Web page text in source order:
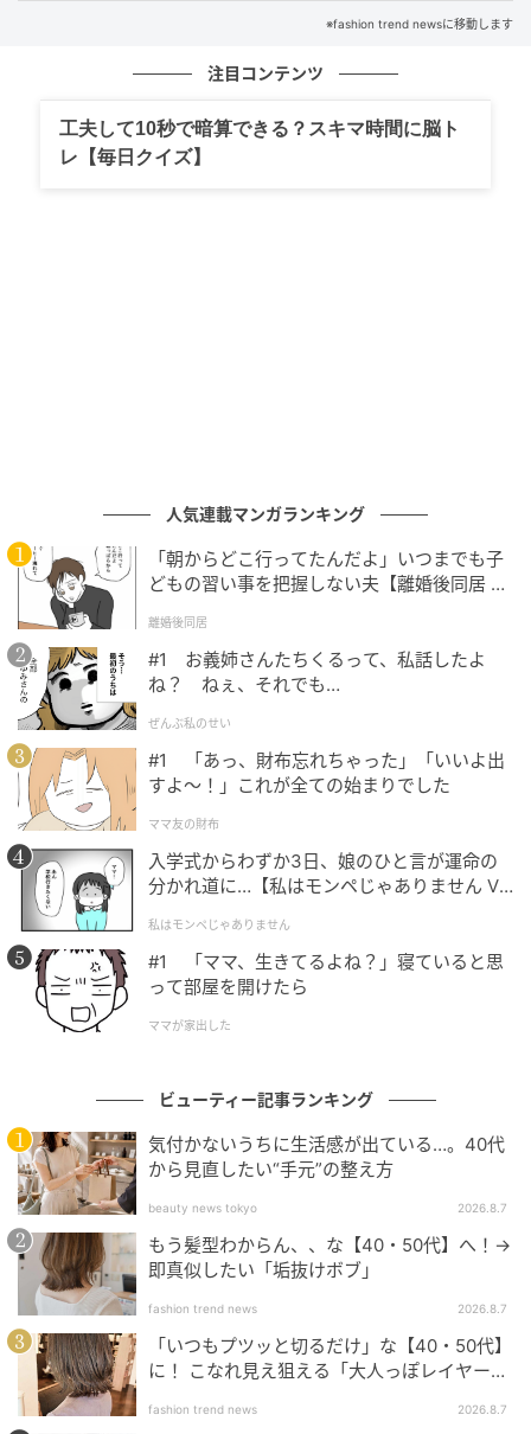
首筋が美しく見えるミニボブ
出典：Instagram
顎上のラインでカットされた、黒髪のミニボブ。丸み
のあるシルエットが、首のラインを長く美しく見せて
くれそうです。毛先を内側へおさめつつ、サイドの髪
を後ろに流すことで、軽やかな表情に。重たくなりが
ちな黒髪も、カットの工夫によって夏らしく涼しげに
映えそうなデザインです。
※fashion trend newsに移動します
注目コンテンツ
工夫して10秒で暗算できる？スキマ時間に脳ト
レ【毎日クイズ】
人気連載マンガランキング
「朝からどこ行ってたんだよ」いつまでも子
どもの習い事を把握しない夫【離婚後同居 Vo
離婚後同居
#1 お義姉さんたちくるって、私話したよ
ね？ ねぇ、それでも…
ぜんぶ私のせい
#1 「あっ、財布忘れちゃった」「いいよ出
すよ〜！」これが全ての始まりでした
ママ友の財布
入学式からわずか3日、娘のひと言が運命の
分かれ道に…【私はモンペじゃありません Vo
私はモンペじゃありません
#1 「ママ、生きてるよね？」寝ていると思
って部屋を開けたら
ママが家出した
ビューティー記事ランキング
気付かないうちに生活感が出ている…。40代
から見直したい“手元”の整え方
beauty news tokyo 2026.8.7
もう髪型わからん、、な【40・50代】へ！→
即真似したい「垢抜けボブ」
fashion trend news 2026.8.7
「いつもプツッと切るだけ」な【40・50代】
に！ こなれ見え狙える「大人っぽレイヤーヘ
fashion trend news 2026.8.7